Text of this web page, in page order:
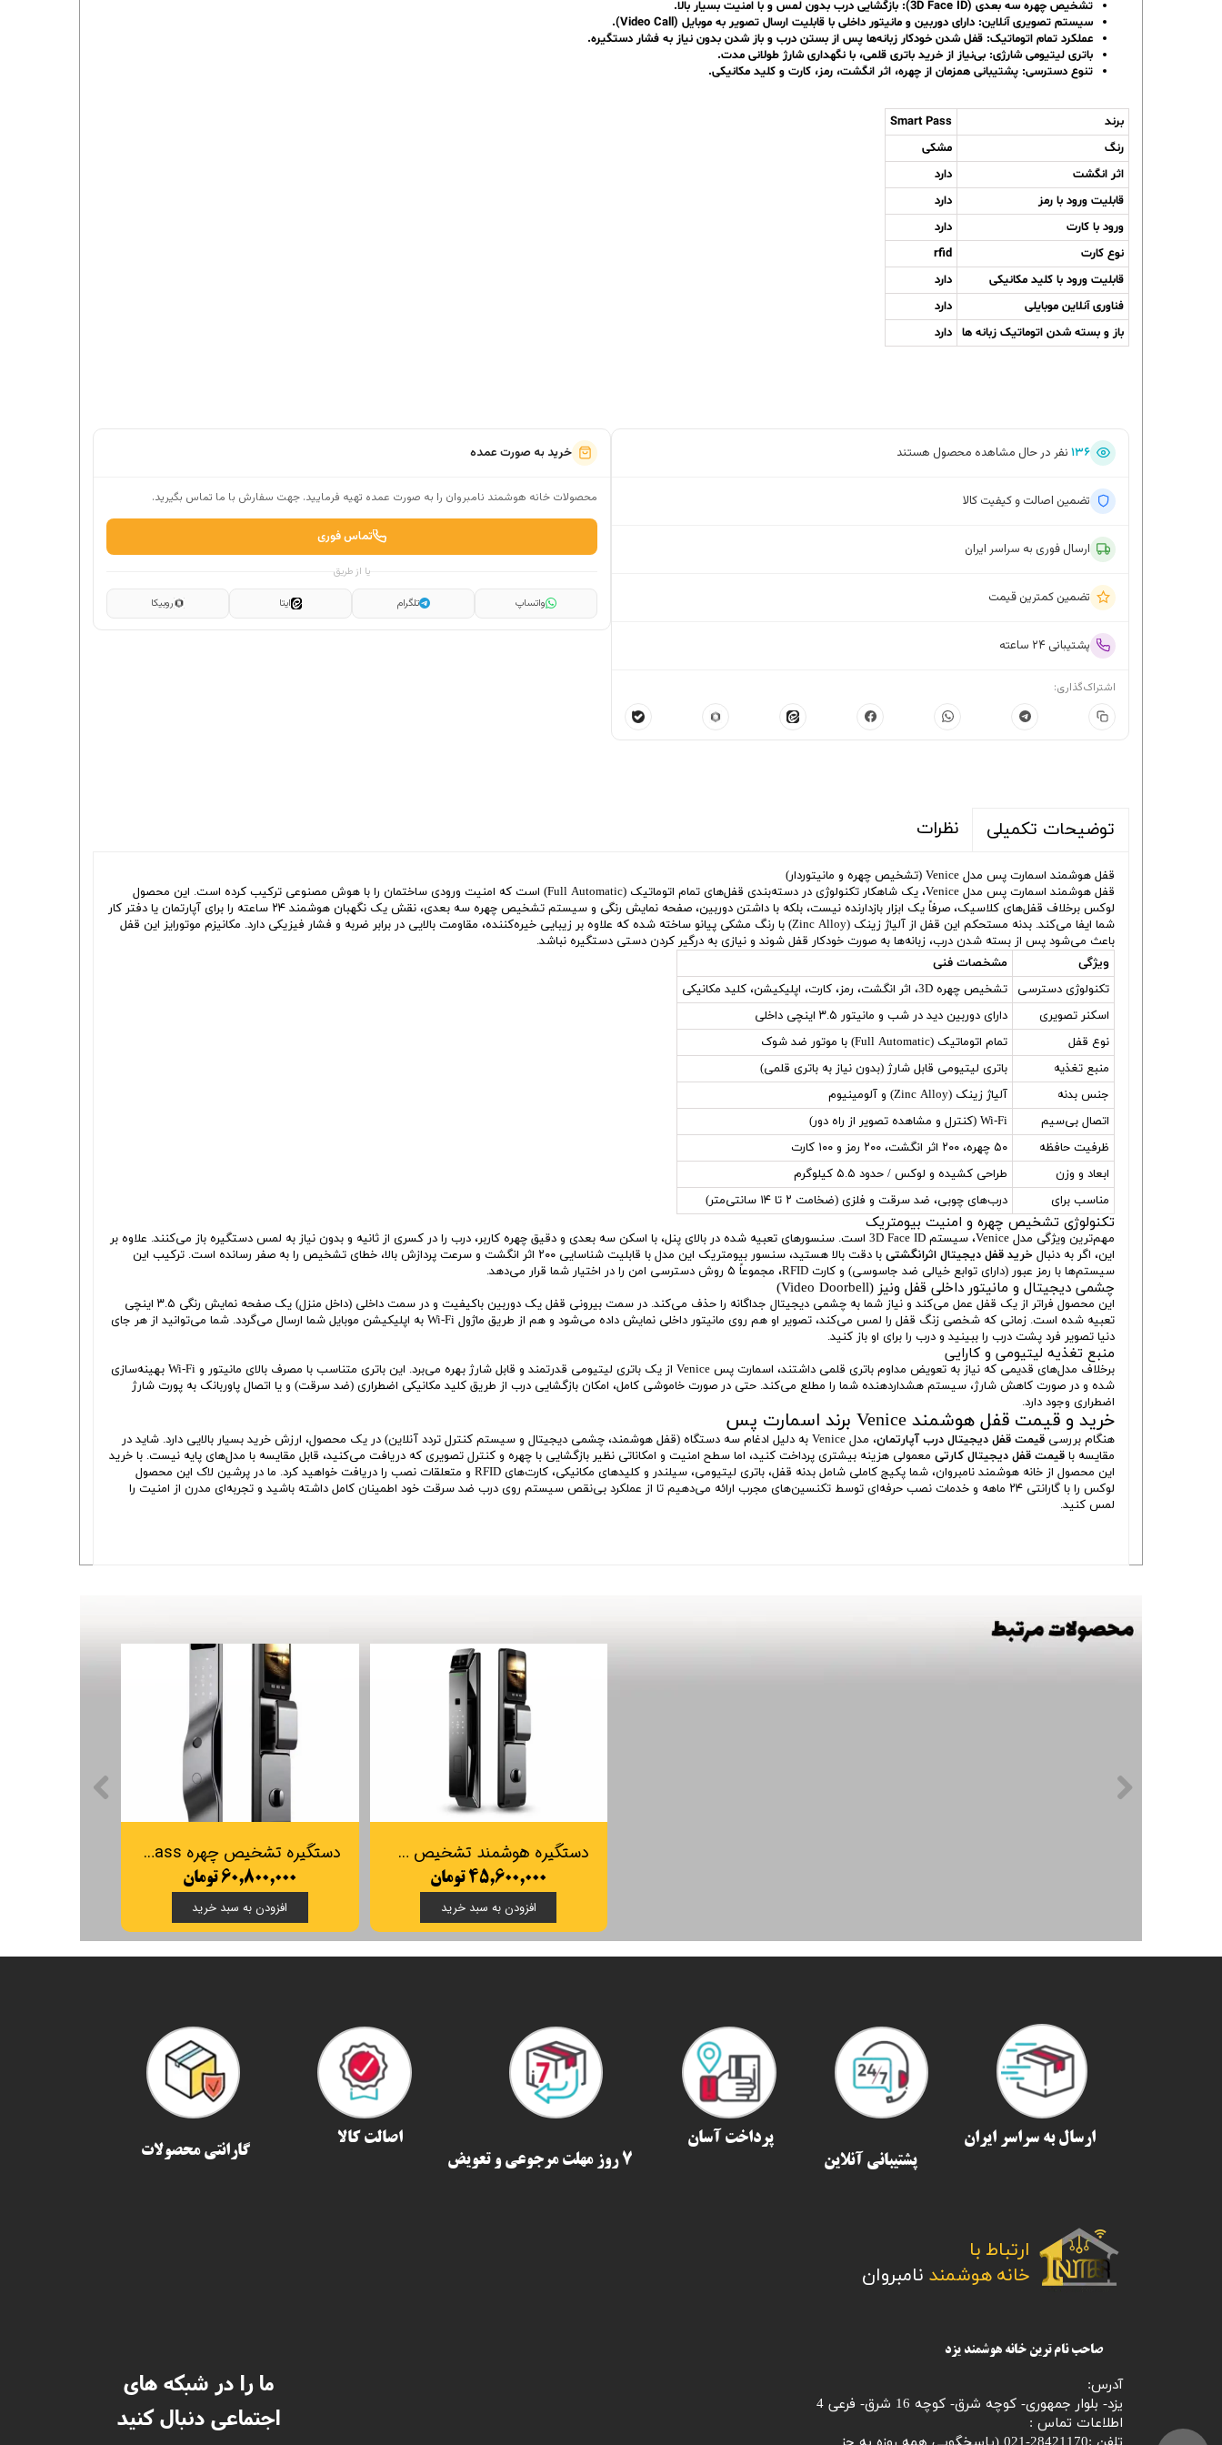
تشخیص چهره سه بعدی (3D Face ID): بازگشایی درب بدون لمس و با امنیت بسیار بالا.
سیستم تصویری آنلاین: دارای دوربین و مانیتور داخلی با قابلیت ارسال تصویر به موبایل (Video Call).
عملکرد تمام اتوماتیک: قفل شدن خودکار زبانه‌ها پس از بستن درب و باز شدن بدون نیاز به فشار دستگیره.
باتری لیتیومی شارژی: بی‌نیاز از خرید باتری قلمی، با نگهداری شارژ طولانی مدت.
تنوع دسترسی: پشتیبانی همزمان از چهره، اثر انگشت، رمز، کارت و کلید مکانیکی.
برند
Smart Pass
رنگ
مشکی
اثر انگشت
دارد
قابلیت ورود با رمز
دارد
ورود با کارت
دارد
نوع کارت
rfid
قابلیت ورود با کلید مکانیکی
دارد
فناوری آنلاین موبایلی
دارد
باز و بسته شدن اتوماتیک زبانه ها
دارد
۱۳۶ نفر در حال مشاهده محصول هستند
تضمین اصالت و کیفیت کالا
ارسال فوری به سراسر ایران
تضمین کمترین قیمت
پشتیبانی ۲۴ ساعته
اشتراک‌گذاری:
خرید به صورت عمده
محصولات خانه هوشمند نامبروان را به صورت عمده تهیه فرمایید. جهت سفارش با ما تماس بگیرید.
تماس فوری
یا از طریق
واتساپ تلگرام ایتا روبیکا
توضیحات تکمیلی نظرات
قفل هوشمند اسمارت پس مدل Venice (تشخیص چهره و مانیتوردار)
قفل هوشمند اسمارت پس مدل Venice، یک شاهکار تکنولوژی در دسته‌بندی قفل‌های تمام اتوماتیک (Full Automatic) است که امنیت ورودی ساختمان را با هوش مصنوعی ترکیب کرده است. این محصول
لوکس برخلاف قفل‌های کلاسیک، صرفاً یک ابزار بازدارنده نیست، بلکه با داشتن دوربین، صفحه نمایش رنگی و سیستم تشخیص چهره سه بعدی، نقش یک نگهبان هوشمند ۲۴ ساعته را برای آپارتمان یا دفتر کار
شما ایفا می‌کند. بدنه مستحکم این قفل از آلیاژ زینک (Zinc Alloy) با رنگ مشکی پیانو ساخته شده که علاوه بر زیبایی خیره‌کننده، مقاومت بالایی در برابر ضربه و فشار فیزیکی دارد. مکانیزم موتورایز این قفل
باعث می‌شود پس از بسته شدن درب، زبانه‌ها به صورت خودکار قفل شوند و نیازی به درگیر کردن دستی دستگیره نباشد.
ویژگی
مشخصات فنی
تکنولوژی دسترسی
تشخیص چهره 3D، اثر انگشت، رمز، کارت، اپلیکیشن، کلید مکانیکی
اسکنر تصویری
دارای دوربین دید در شب و مانیتور ۳.۵ اینچی داخلی
نوع قفل
تمام اتوماتیک (Full Automatic) با موتور ضد شوک
منبع تغذیه
باتری لیتیومی قابل شارژ (بدون نیاز به باتری قلمی)
جنس بدنه
آلیاژ زینک (Zinc Alloy) و آلومینیوم
اتصال بی‌سیم
Wi-Fi (کنترل و مشاهده تصویر از راه دور)
ظرفیت حافظه
۵۰ چهره، ۲۰۰ اثر انگشت، ۲۰۰ رمز و ۱۰۰ کارت
ابعاد و وزن
طراحی کشیده و لوکس / حدود ۵.۵ کیلوگرم
مناسب برای
درب‌های چوبی، ضد سرقت و فلزی (ضخامت ۲ تا ۱۴ سانتی‌متر)
تکنولوژی تشخیص چهره و امنیت بیومتریک
مهم‌ترین ویژگی مدل Venice، سیستم 3D Face ID است. سنسورهای تعبیه شده در بالای پنل، با اسکن سه بعدی و دقیق چهره کاربر، درب را در کسری از ثانیه و بدون نیاز به لمس دستگیره باز می‌کنند. علاوه بر
این، اگر به دنبال خرید قفل دیجیتال اثرانگشتی
با دقت بالا هستید، سنسور بیومتریک این مدل با قابلیت شناسایی ۲۰۰ اثر انگشت و سرعت پردازش بالا، خطای تشخیص را به صفر رسانده است. ترکیب این
سیستم‌ها با رمز عبور (دارای توابع خیالی ضد جاسوسی) و کارت RFID، مجموعاً ۵ روش دسترسی امن را در اختیار شما قرار می‌دهد.
چشمی دیجیتال و مانیتور داخلی قفل ونیز (Video Doorbell)
این محصول فراتر از یک قفل عمل می‌کند و نیاز شما به چشمی دیجیتال جداگانه را حذف می‌کند. در سمت بیرونی قفل یک دوربین باکیفیت و در سمت داخلی (داخل منزل) یک صفحه نمایش رنگی ۳.۵ اینچی
تعبیه شده است. زمانی که شخصی زنگ قفل را لمس می‌کند، تصویر او هم روی مانیتور داخلی نمایش داده می‌شود و هم از طریق ماژول Wi-Fi به اپلیکیشن موبایل شما ارسال می‌گردد. شما می‌توانید از هر جای
دنیا تصویر فرد پشت درب را ببینید و درب را برای او باز کنید.
منبع تغذیه لیتیومی و کارایی
برخلاف مدل‌های قدیمی که نیاز به تعویض مداوم باتری قلمی داشتند، اسمارت پس Venice از یک باتری لیتیومی قدرتمند و قابل شارژ بهره می‌برد. این باتری متناسب با مصرف بالای مانیتور و Wi-Fi بهینه‌سازی
شده و در صورت کاهش شارژ، سیستم هشداردهنده شما را مطلع می‌کند. حتی در صورت خاموشی کامل، امکان بازگشایی درب از طریق کلید مکانیکی اضطراری (ضد سرقت) و یا اتصال پاوربانک به پورت شارژ
اضطراری وجود دارد.
خرید و قیمت قفل هوشمند Venice برند اسمارت پس
هنگام بررسی قیمت قفل دیجیتال درب آپارتمان
، مدل Venice به دلیل ادغام سه دستگاه (قفل هوشمند، چشمی دیجیتال و سیستم کنترل تردد آنلاین) در یک محصول، ارزش خرید بسیار بالایی دارد. شاید در
مقایسه با قیمت قفل دیجیتال کارتی معمولی هزینه بیشتری پرداخت کنید، اما سطح امنیت و امکاناتی نظیر بازگشایی با چهره و کنترل تصویری که دریافت می‌کنید، قابل مقایسه با مدل‌های پایه نیست. با خرید
این محصول از خانه هوشمند نامبروان، شما پکیج کاملی شامل بدنه قفل، باتری لیتیومی، سیلندر و کلیدهای مکانیکی، کارت‌های RFID و متعلقات نصب را دریافت خواهید کرد. ما در پرشین لاک این محصول
لوکس را با گارانتی ۲۴ ماهه و خدمات نصب حرفه‌ای توسط تکنسین‌های مجرب ارائه می‌دهیم تا از عملکرد بی‌نقص سیستم روی درب ضد سرقت خود اطمینان کامل داشته باشید و تجربه‌ای مدرن از امنیت را
لمس کنید.
دستگیره تشخیص چهره Smart Pass مدل napoli
۶۰,۸۰۰,۰۰۰ تومان
افزودن به سبد خرید
دستگیره هوشمند تشخیص چهره Smart Pass مدل Torino
۴۵,۶۰۰,۰۰۰ تومان
افزودن به سبد خرید
ارتباط با
​​​​​​​خانه هوشمند نامبروان
آدرس:
یزد- بلوار جمهوری- کوچه شرق- کوچه 16 شرق- فرعی 4
اطلاعات تماس :
ما را در شبکه های
اجتماعی دنبال کنید
ارسال به سراسر ایران​​​​​​​
پشتیبانی آنلاین
پرداخت آسان
7 روز مهلت مرجوعی و تعویض
اصالت کالا
گارانتی محصولات
صاحب نام ترین خانه هوشمند یزد